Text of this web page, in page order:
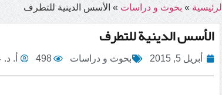
الرئيسية » بحوث و دراسات » الأسس الدينية للتطرف
الأسس الدينية للتطرف
أبريل 5, 2015 بحوث و دراسات 498 أ.